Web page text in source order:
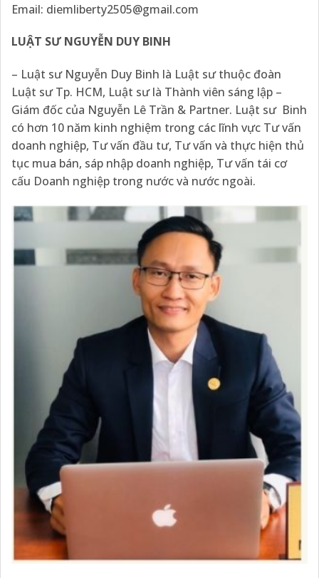
Email: diemliberty2505@gmail.com
LUẬT SƯ NGUYỄN DUY BINH
– Luật sư Nguyễn Duy Binh là Luật sư thuộc đoàn
Luật sư Tp. HCM, Luật sư là Thành viên sáng lập –
Giám đốc của Nguyễn Lê Trần & Partner. Luật sư Binh
có hơn 10 năm kinh nghiệm trong các lĩnh vực Tư vấn
doanh nghiệp, Tư vấn đầu tư, Tư vấn và thực hiện thủ
tục mua bán, sáp nhập doanh nghiệp, Tư vấn tái cơ
cấu Doanh nghiệp trong nước và nước ngoài.